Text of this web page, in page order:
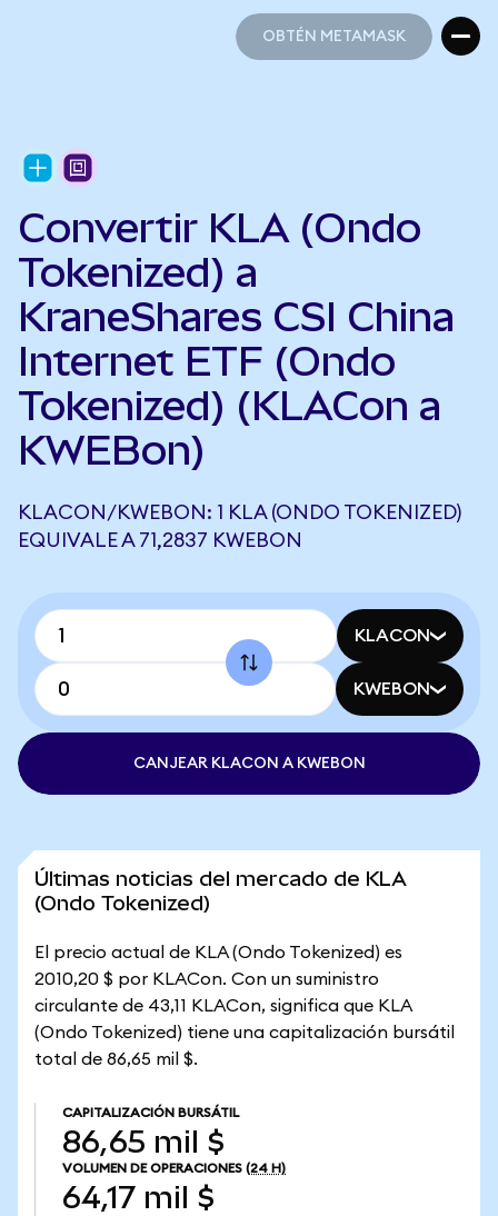
OBTÉN METAMASK
Convertir KLA (Ondo
Tokenized) a
KraneShares CSI China
Internet ETF (Ondo
Tokenized) (KLACon a
KWEBon)
KLACON/KWEBON: 1 KLA (ONDO TOKENIZED)
EQUIVALE A 71,2837 KWEBON
KLACON
KWEBON
CANJEAR KLACON A KWEBON
Últimas noticias del mercado de KLA
(Ondo Tokenized)
El precio actual de KLA (Ondo Tokenized) es
2010,20 $ por KLACon. Con un suministro
circulante de 43,11 KLACon, significa que KLA
(Ondo Tokenized) tiene una capitalización bursátil
total de 86,65 mil $.
CAPITALIZACIÓN BURSÁTIL
86,65 mil $
VOLUMEN DE OPERACIONES (24 H)
64,17 mil $